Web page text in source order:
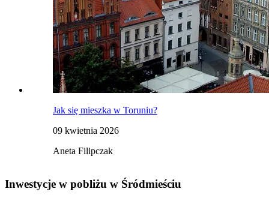
Jak się mieszka w Toruniu?
09 kwietnia 2026
Aneta Filipczak
Inwestycje w pobliżu w Śródmieściu